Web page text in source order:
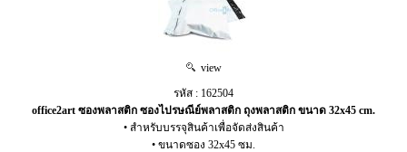
view
รหัส : 162504
office2art ซองพลาสติก ซองไปรษณีย์พลาสติก ถุงพลาสติก ขนาด 32x45 cm.
• สำหรับบรรจุสินค้าเพื่อจัดส่งสินค้า
• ขนาดซอง 32x45 ซม.